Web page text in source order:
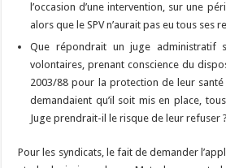
l’occasion d’une intervention, sur une
alors que le SPV n’aurait pas eu tous ses
Que répondrait un juge administratif
volontaires, prenant conscience du
2003/88 pour la protection de leur
demandaient qu’il soit mis en place,
Juge prendrait-il le risque de leur refuser ?
Pour les syndicats, le fait de demander